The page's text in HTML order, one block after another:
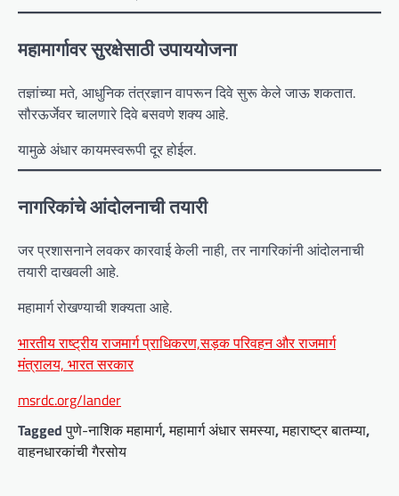
महामार्गावर सुरक्षेसाठी उपाययोजना
तज्ञांच्या मते, आधुनिक तंत्रज्ञान वापरून दिवे सुरू केले जाऊ शकतात.
सौरऊर्जेवर चालणारे दिवे बसवणे शक्य आहे.
यामुळे अंधार कायमस्वरूपी दूर होईल.
नागरिकांचे आंदोलनाची तयारी
जर प्रशासनाने लवकर कारवाई केली नाही, तर नागरिकांनी आंदोलनाची
तयारी दाखवली आहे.
महामार्ग रोखण्याची शक्यता आहे.
भारतीय राष्ट्रीय राजमार्ग प्राधिकरण,सड़क परिवहन और राजमार्ग
मंत्रालय, भारत सरकार
msrdc.org/lander
Taggedपुणे-नाशिक महामार्ग,महामार्ग अंधार समस्या,महाराष्ट्र बातम्या,
वाहनधारकांची गैरसोय